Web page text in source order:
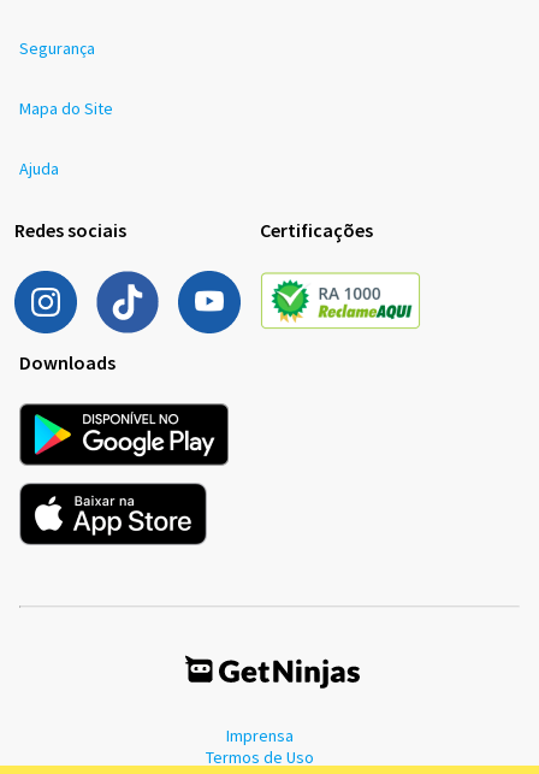
Segurança
Mapa do Site
Ajuda
Redes sociais Certificações
Downloads
Imprensa
Termos de Uso